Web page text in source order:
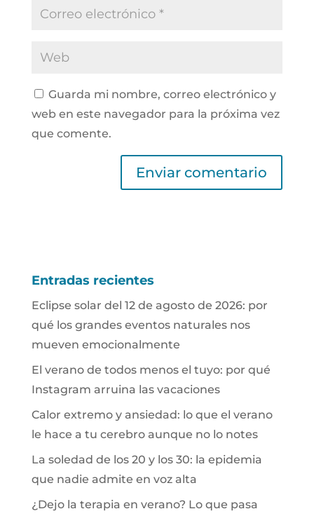
Guarda mi nombre, correo electrónico y
web en este navegador para la próxima vez
que comente.
Entradas recientes
Eclipse solar del 12 de agosto de 2026: por
qué los grandes eventos naturales nos
mueven emocionalmente
El verano de todos menos el tuyo: por qué
Instagram arruina las vacaciones
Calor extremo y ansiedad: lo que el verano
le hace a tu cerebro aunque no lo notes
La soledad de los 20 y los 30: la epidemia
que nadie admite en voz alta
¿Dejo la terapia en verano? Lo que pasa